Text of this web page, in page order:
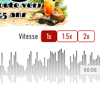
Vitesse : 1x 1.5x 2x
00:06